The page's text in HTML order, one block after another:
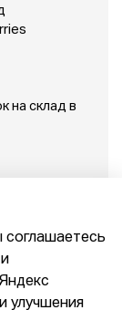
на склад в
соглашаетесь
улучшения